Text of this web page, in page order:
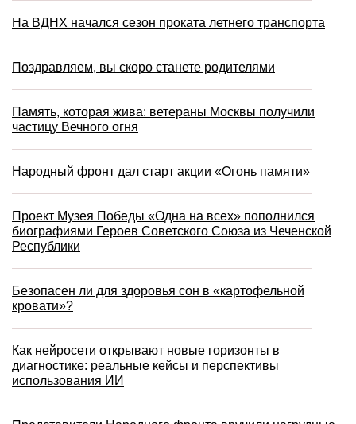
На ВДНХ начался сезон проката летнего транспорта
Поздравляем, вы скоро станете родителями
Память, которая жива: ветераны Москвы получили
частицу Вечного огня
Народный фронт дал старт акции «Огонь памяти»
Проект Музея Победы «Одна на всех» пополнился
биографиями Героев Советского Союза из Чеченской
Республики
Безопасен ли для здоровья сон в «картофельной
кровати»?
Как нейросети открывают новые горизонты в
диагностике: реальные кейсы и перспективы
использования ИИ